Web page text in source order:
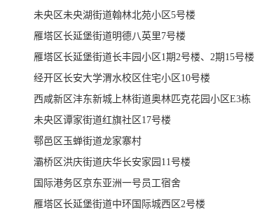
未央区未央湖街道翰林北苑小区5号楼
雁塔区长延堡街道明德八英里7号楼
雁塔区长延堡街道长丰园小区1期2号楼、2期15号楼
经开区长安大学渭水校区住宅小区10号楼
西咸新区沣东新城上林街道奥林匹克花园小区E3栋
未央区谭家街道红旗社区17号楼
鄠邑区玉蝉街道龙家寨村
灞桥区洪庆街道庆华长安家园11号楼
国际港务区京东亚洲一号员工宿舍
雁塔区长延堡街道中环国际城西区2号楼